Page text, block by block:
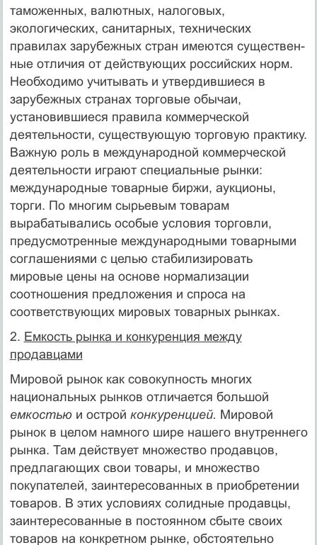
таможенных, валютных, налоговых,
экологических, сани­тарных, технических
правилах зарубежных стран имеются существен­
ные отличия от действующих российских норм.
Необходимо учиты­вать и утвердившиеся в
зарубежных странах торговые обычаи,
установившиеся правила коммерческой
деятельности, существующую торговую практику.
Важную роль в международной коммерческой
деятельности играют специаль­ные рынки:
международные товарные биржи, аукционы,
торги. По многим сырьевым товарам
вырабатывались особые условия торговли,
предусмотренные международными товарными
соглашени­ями с целью стабилизировать
мировые цены на основе нормализации
соотношения предложения и спроса на
соответствующих мировых то­варных рынках.
2. Емкость рынка и конкуренция между
продавцами
Мировой рынок как совокупность многих
национальных рынков отличается большой
емкостью и острой конкуренцией. Мировой
рынок в целом на­много шире нашего внутреннего
рынка. Там действует множество про­давцов,
предлагающих свои товары, и множество
покупателей, заинтересованных в приобретении
товаров. В этих условиях солидные продавцы,
заинтересованные в постоянном сбыте своих
товаров на конкретном рынке, обстоятельно